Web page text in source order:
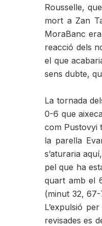
Rousselle,
mort a Zan
MoraBanc
reacció dels
el que
sens dubte,
La tornada
0-6 que
com Pustovyi
la parella
s’aturaria
pel que ha
quart amb el
(minut 32,
L’expulsió
revisades es